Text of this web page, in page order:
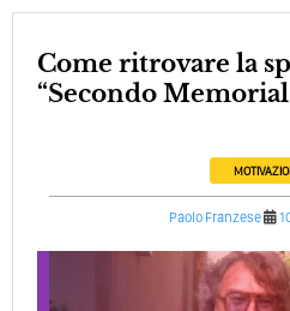
Come ritrovare la speranza: il
“Secondo
Paolo Franzese